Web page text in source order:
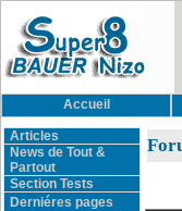
Accueil
Articles
News de Tout &
Partout
Section Tests
Derniéres pages